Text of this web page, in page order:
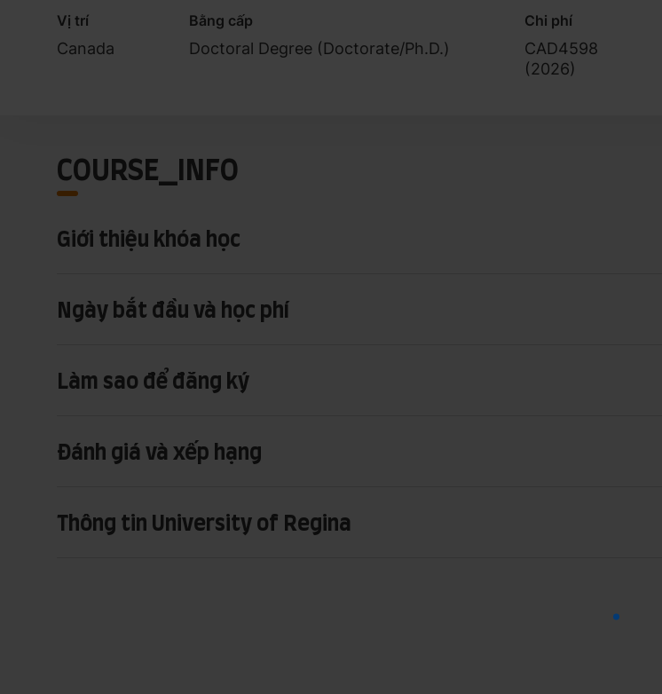
Vị trí
Canada
Bằng cấp
Doctoral Degree (Doctorate/Ph.D.)
Chi phí
CAD4598
(2026)
COURSE_INFO
Giới thiệu khóa học
Ngày bắt đầu và học phí
Làm sao để đăng ký
Đánh giá và xếp hạng
Thông tin University of Regina